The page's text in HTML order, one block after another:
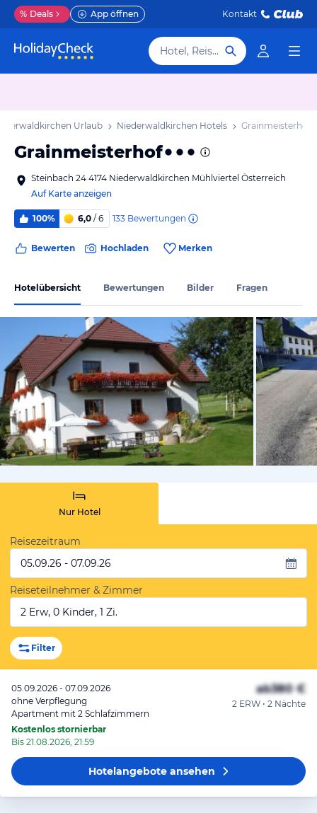
% Deals App öffnen Kontakt
Hotel, Reiseziel
Urlaub Niederwaldkirchen Hotels Grainmeisterhof
Grainmeisterhof
Steinbach 24 4174 Niederwaldkirchen Mühlviertel Österreich
Auf Karte anzeigen
100% 6,0 / 6 133 Bewertungen
Bewerten Hochladen Merken
Hotelübersicht Bewertungen Bilder Fragen
vom
Nur Hotel
Reisezeitraum
05.09.26 - 07.09.26
Reiseteilnehmer & Zimmer
2 Erw, 0 Kinder, 1 Zi.
Filter
05.09.2026 - 07.09.2026
ohne Verpflegung
Apartment mit 2 Schlafzimmern
Kostenlos stornierbar
Bis 21.08.2026, 21:59
ab380 €
2 ERW • 2 Nächte
Hotelangeboteansehen